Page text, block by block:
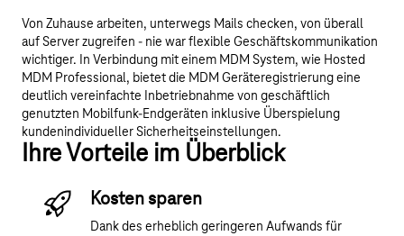
Von Zuhause arbeiten, unterwegs Mails checken, von überall
auf Server zugreifen - nie war flexible Geschäftskommunikation
wichtiger. In Verbindung mit einem MDM System, wie Hosted
MDM Professional, bietet die MDM Geräteregistrierung eine
deutlich vereinfachte Inbetriebnahme von geschäftlich
genutzten Mobilfunk-Endgeräten inklusive Überspielung
kundenindividueller Sicherheitseinstellungen.
Ihre Vorteile im Überblick
Kosten sparen
Dank des erheblich geringeren Aufwands für